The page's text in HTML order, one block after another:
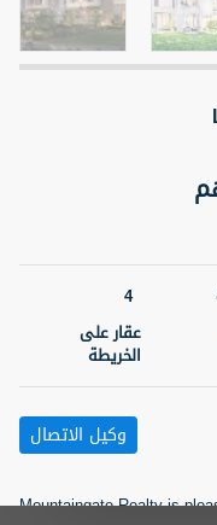
2BR Golf, Pool &
مربع)
118.34
4
عقار على
الخريطة
وكيل الاتصال
Mountaingate Realty is
خريطة